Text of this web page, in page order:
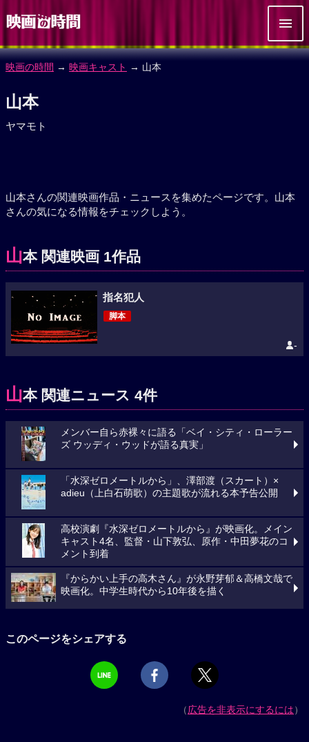
映画の時間 → 映画キャスト → 山本
山本
ヤマモト
山本さんの関連映画作品・ニュースを集めたページです。山本
さんの気になる情報をチェックしよう。
山本 関連映画 1作品
指名犯人
脚本
-
山本 関連ニュース 4件
メンバー自ら赤裸々に語る「ベイ・シティ・ローラー
ズ ウッディ・ウッドが語る真実」
「水深ゼロメートルから」、澤部渡（スカート）×
adieu（上白石萌歌）の主題歌が流れる本予告公開
高校演劇『水深ゼロメートルから』が映画化。メイン
キャスト4名、監督・山下敦弘、原作・中田夢花のコ
メント到着
『からかい上手の高木さん』が永野芽郁＆高橋文哉で
映画化。中学生時代から10年後を描く
このページをシェアする
（広告を非表示にするには）